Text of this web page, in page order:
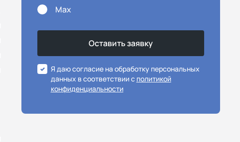
Max
Я даю согласие на обработку персональных
данных в соответствии с политикой
конфиденциальности